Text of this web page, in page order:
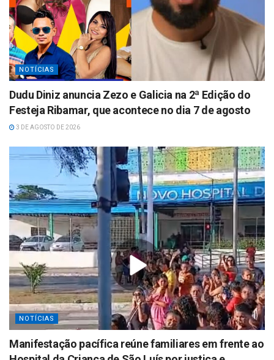
NOTÍCIAS
Dudu Diniz anuncia Zezo e Galicia na 2ª Edição do
Festeja Ribamar, que acontece no dia 7 de agosto
3 DE AGOSTO DE 2026
NOTÍCIAS
Manifestação pacífica reúne familiares em frente ao